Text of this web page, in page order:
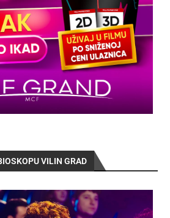
VILIN GRAD